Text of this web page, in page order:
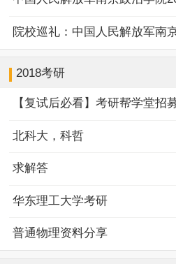
院校巡礼：中国人民解放军南
2018考研
【复试后必看】考研帮学堂招
北科大，科哲
求解答
华东理工大学考研
普通物理资料分享